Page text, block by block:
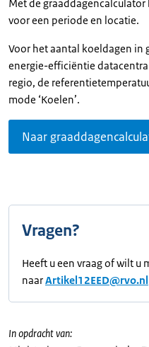
Met de
voor een periode en locatie.
Voor het aantal koeldagen in
energie-efficiëntie datacentra
regio, de
mode ‘Koelen’.
Naar
Vragen?
Heeft u een vraag of wilt u
naarArtikel12EED@rvo.nl
In opdracht van: